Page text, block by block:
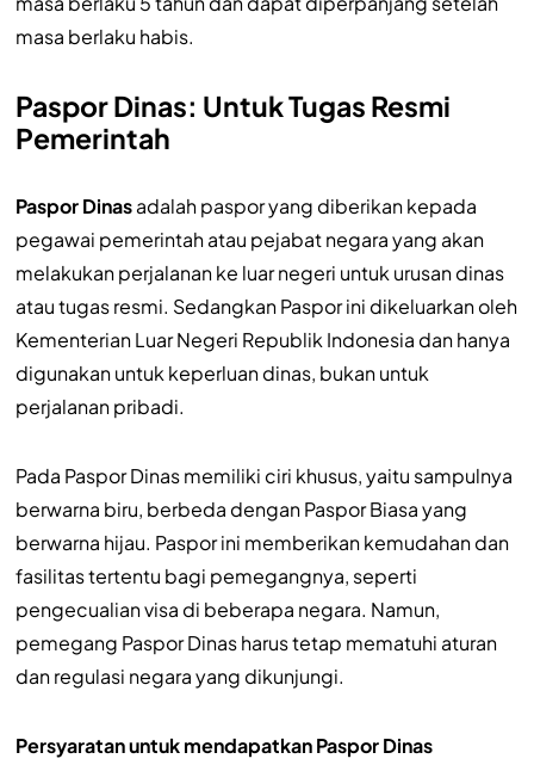
masa berlaku habis.
Paspor Dinas: Untuk Tugas Resmi
Pemerintah
Paspor Dinasadalah paspor yang diberikan kepada
pegawai pemerintah atau pejabat negara yang akan
melakukan perjalanan ke luar negeri untuk urusan dinas
atau tugas resmi. Sedangkan Paspor ini dikeluarkan oleh
Kementerian Luar Negeri Republik Indonesia dan hanya
digunakan untuk keperluan dinas, bukan untuk
perjalanan pribadi.
Pada Paspor Dinas memiliki ciri khusus, yaitu sampulnya
berwarna biru, berbeda dengan Paspor Biasa yang
berwarna hijau. Paspor ini memberikan kemudahan dan
fasilitas tertentu bagi pemegangnya, seperti
pengecualian visa di beberapa negara. Namun,
pemegang Paspor Dinas harus tetap mematuhi aturan
dan regulasi negara yang dikunjungi.
Persyaratan untuk mendapatkan Paspor Dinas